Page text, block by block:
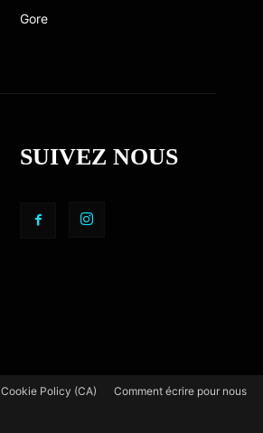
Gore
SUIVEZ NOUS
Cookie Policy (CA) Comment écrire pour nous